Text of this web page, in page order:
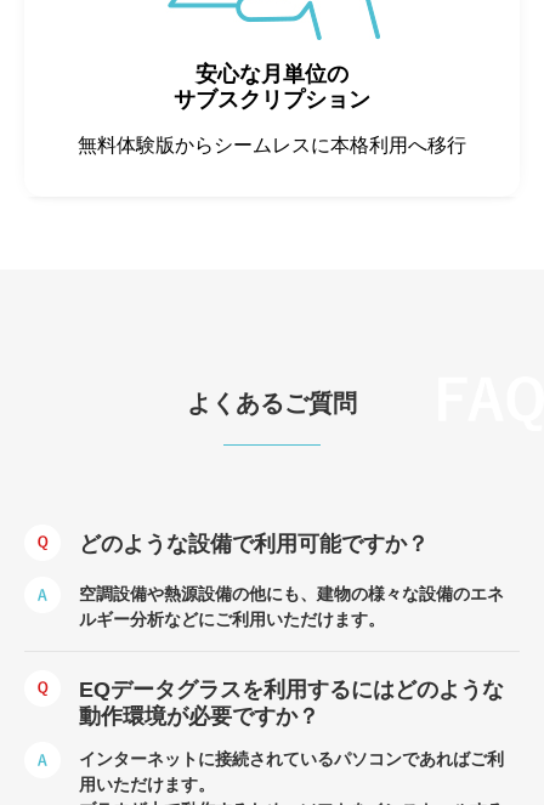
安心な月単位の
サブスクリプション
無料体験版からシームレスに本格利用へ移行
よくあるご質問
どのような設備で利用可能ですか？
空調設備や熱源設備の他にも、建物の様々な設備のエネ
ルギー分析などにご利用いただけます。
EQデータグラスを利用するにはどのような
動作環境が必要ですか？
インターネットに接続されているパソコンであればご利
用いただけます。